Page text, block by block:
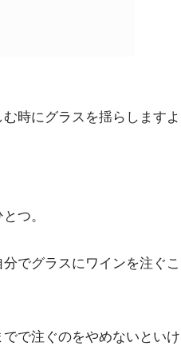
時にグラスを揺らしますよ
つ。
でグラスにワインを注ぐこ
で注ぐのをやめないといけ